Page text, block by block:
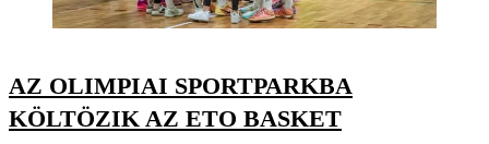
AZ OLIMPIAI SPORTPARKBA
KÖLTÖZIK AZ ETO BASKET